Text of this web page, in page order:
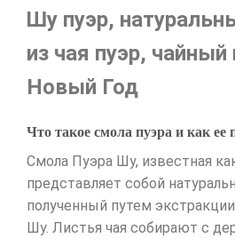
Шу пуэр,
из чая пуэр, чайный
Новый Год
Что такое смола пуэра и как ее
Смола Пуэра Шу, известная как
представляет собой
полученный путем
Шу. Листья чая собирают с